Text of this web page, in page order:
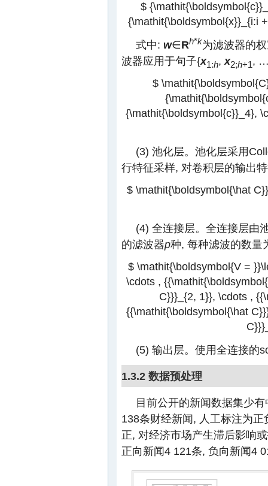
$
{\mathit{\boldsymbol{x}}_{i:i
式中: w∈Rh*k为滤波器的
波器应用于句子{x1:h, x2;h+1,
$
{\mathit{\boldsymbol{c}}_4},
(3) 池化层。池化层采用
行特征采样, 对卷积层的输出
$ \mathit{\boldsymbol{\hat
(4) 全连接层。全连接层由
的滤波器p种, 每种滤波的数量
$ \mathit{\boldsymbol{V =
\cdots ,
C}}}_{2, 1}}, \cdots ,
{{\mathit{\boldsymbol{\hat
(5) 输出层。使用全连接的
1.3.2 数据预处理
目前公开的新闻数据集少
138条财经新闻, 人工标注为
正, 对经济市场产生滞后影响
正向新闻4 121条, 负向新闻4